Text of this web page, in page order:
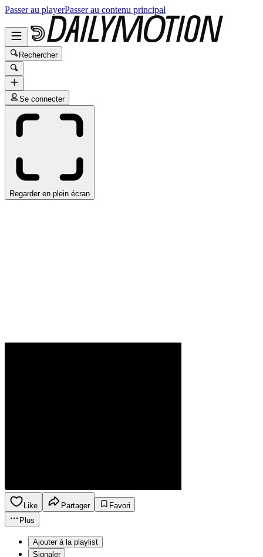
Passer au playerPasser au contenu principal
Rechercher
Se connecter
Regarder en plein écran
Like Partager
Favori
Plus
Ajouter à la playlist
Signaler